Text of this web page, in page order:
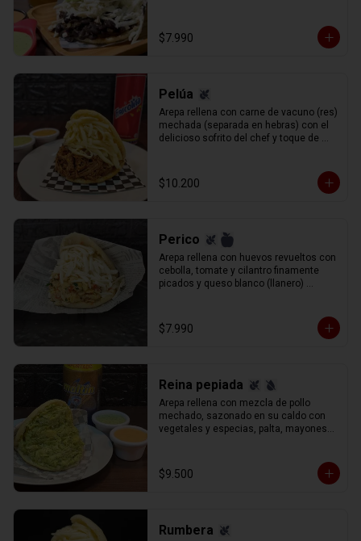
$7.990
Pelúa
Arepa rellena con carne de vacuno (res)
mechada (separada en hebras) con el
delicioso sofrito del chef y toque de
$10.200
Perico
Arepa rellena con huevos revueltos con
cebolla, tomate y cilantro finamente
picados y queso blanco (llanero)
$7.990
Reina pepiada
Arepa rellena con mezcla de pollo
mechado, sazonado en su caldo con
vegetales y especias, palta, mayonesa
$9.500
Rumbera